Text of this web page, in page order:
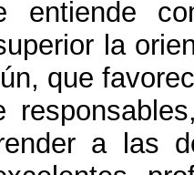
entiende
la
que
a las